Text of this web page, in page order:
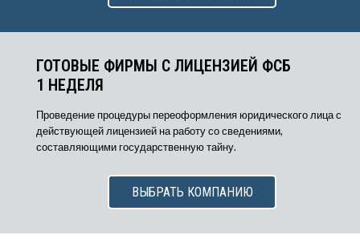
ГОТОВЫЕ ФИРМЫ С ЛИЦЕНЗИЕЙ ФСБ
1 НЕДЕЛЯ
Проведение процедуры переоформления юридического лица с
действующей лицензией на работу со сведениями,
составляющими государственную тайну.
ВЫБРАТЬ КОМПАНИЮ